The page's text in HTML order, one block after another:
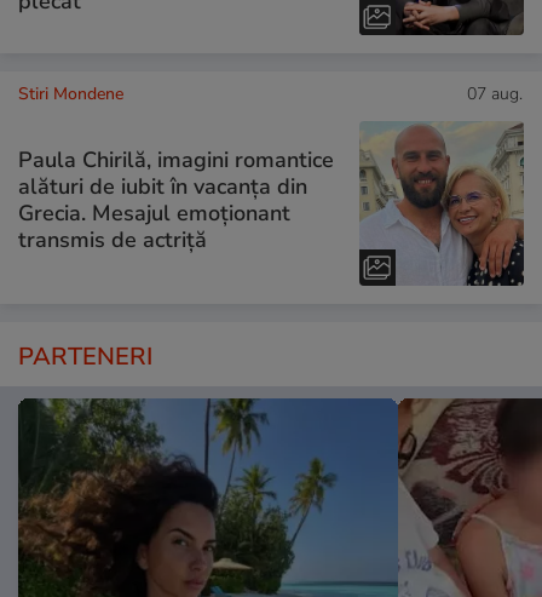
Stiri Mondene 07 aug.
Paula Chirilă, imagini romantice
alături de iubit în vacanța din
Grecia. Mesajul emoționant
transmis de actriță
PARTENERI